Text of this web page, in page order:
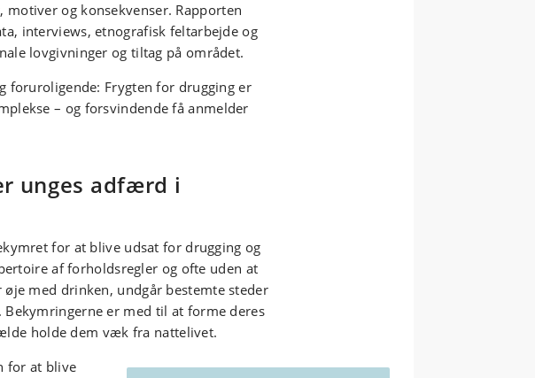
motiver og konsekvenser. Rapporten
interviews, etnografisk feltarbejde og
lovgivninger og tiltag på området.
foruroligende: Frygten for drugging er
– og forsvindende få anmelder
unges adfærd i
for at blive udsat for drugging og
af forholdsregler og ofte uden at
med drinken, undgår bestemte steder
er med til at forme deres
holde dem væk fra nattelivet.
for at blive